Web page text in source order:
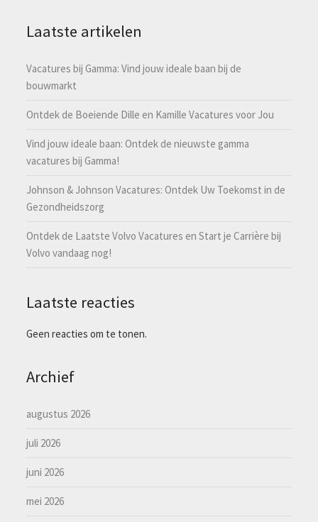
Laatste artikelen
Vacatures bij Gamma: Vind jouw ideale baan bij de
bouwmarkt
Ontdek de Boeiende Dille en Kamille Vacatures voor Jou
Vind jouw ideale baan: Ontdek de nieuwste gamma
vacatures bij Gamma!
Johnson & Johnson Vacatures: Ontdek Uw Toekomst in de
Gezondheidszorg
Ontdek de Laatste Volvo Vacatures en Start je Carrière bij
Volvo vandaag nog!
Laatste reacties
Geen reacties om te tonen.
Archief
augustus 2026
juli 2026
juni 2026
mei 2026